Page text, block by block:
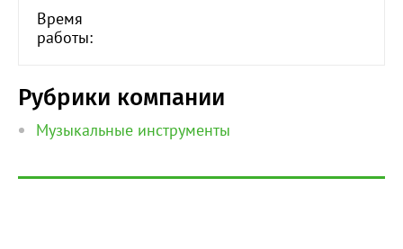
Время
работы:
Рубрики компании
Музыкальные инструменты